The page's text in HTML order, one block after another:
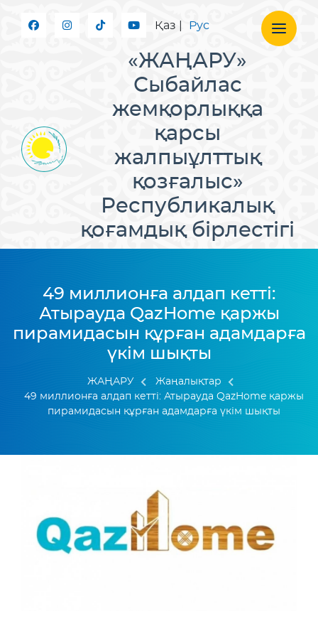
Қаз Рус
«ЖАҢАРУ»
Сыбайлас
жемқорлыққа
қарсы
жалпыұлттық
қозғалыс»
Республикалық
қоғамдық бірлестігі
49 миллионға алдап кетті:
Атырауда QazHome қаржы
пирамидасын құрған адамдарға
үкім шықты
ЖАҢАРУ
Жаңалықтар
49 миллионға алдап кетті: Атырауда QazHome қаржы
пирамидасын құрған адамдарға үкім шықты